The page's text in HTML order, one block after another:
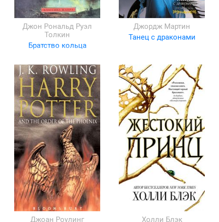
Джон Рональд Руэл
Толкин
Братство кольца
Джордж Мартин
Танец с драконами
Джоан Роулинг
Холли Блэк